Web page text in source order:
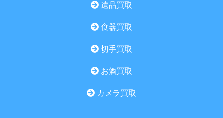
遺品買取
食器買取
切手買取
お酒買取
カメラ買取